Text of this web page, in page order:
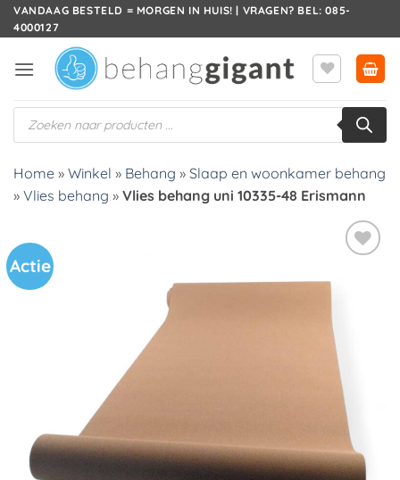
Ga
naar
VANDAAG BESTELD = MORGEN IN HUIS! | VRAGEN? BEL: 085-
4000127
Producten
zoeken
Home » Winkel » Behang » Slaap en woonkamer behang
» Vlies behang » Vlies behang uni 10335-48 Erismann
Actie